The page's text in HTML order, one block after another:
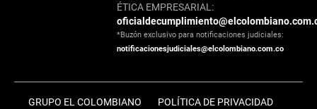
ÉTICA EMPRESARIAL:
*Buzón exclusivo para notificaciones judiciales:
notificacionesjudiciales@elcolombiano.com.co
GRUPO EL COLOMBIANO POLÍTICA DE PRIVACIDAD